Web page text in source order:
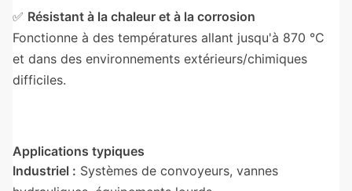
✅ Résistant à la chaleur et à la corrosion
Fonctionne à des températures allant jusqu'à 870 °C
et dans des environnements extérieurs/chimiques
difficiles.
Applications typiques
Industriel : Systèmes de convoyeurs, vannes